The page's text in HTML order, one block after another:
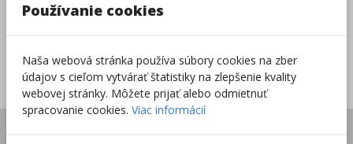
Sieť predajní po celej
SR
Používanie cookies
Naša webová stránka používa súbory cookies na zber
údajov s cieľom vytvárať štatistiky na zlepšenie kvality
webovej stránky. Môžete prijať alebo odmietnuť
spracovanie cookies. Viac informácií